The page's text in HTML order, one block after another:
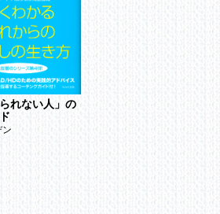
られない人」の
ン
加納梨津